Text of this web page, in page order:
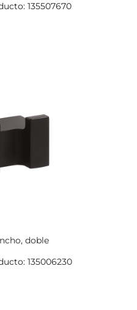
135507670
doble
135006230